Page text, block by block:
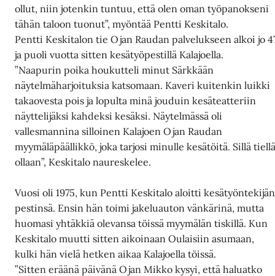
ollut, niin jotenkin tuntuu, että olen oman työpanokseni
tähän taloon tuonut”, myöntää Pentti Keskitalo.
Pentti Keskitalon tie Ojan Raudan palvelukseen alkoi jo
ja puoli vuotta sitten kesätyöpestillä Kalajoella.
”Naapurin poika houkutteli minut Särkkään
näytelmäharjoituksia katsomaan. Kaveri kuitenkin luikki
takaovesta pois ja lopulta minä jouduin kesäteatteriin
näyttelijäksi kahdeksi kesäksi. Näytelmässä oli
vallesmannina silloinen Kalajoen Ojan Raudan
myymäläpäällikkö, joka tarjosi minulle kesätöitä. Sillä
ollaan”, Keskitalo naureskelee.
Vuosi oli 1975, kun Pentti Keskitalo aloitti kesätyöntekijän
pestinsä. Ensin hän toimi jakeluauton vänkärinä, mutta
huomasi yhtäkkiä olevansa töissä myymälän tiskillä. Kun
Keskitalo muutti sitten aikoinaan Oulaisiin asumaan,
kulki hän vielä hetken aikaa Kalajoella töissä.
”Sitten eräänä päivänä Ojan Mikko kysyi, että haluatko